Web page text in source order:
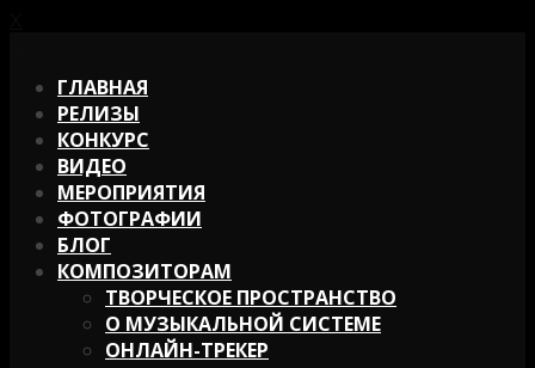
ГЛАВНАЯ
РЕЛИЗЫ
КОНКУРС
ВИДЕО
МЕРОПРИЯТИЯ
ФОТОГРАФИИ
БЛОГ
КОМПОЗИТОРАМ
ТВОРЧЕСКОЕ ПРОСТРАНСТВО
О МУЗЫКАЛЬНОЙ СИСТЕМЕ
ОНЛАЙН-ТРЕКЕР